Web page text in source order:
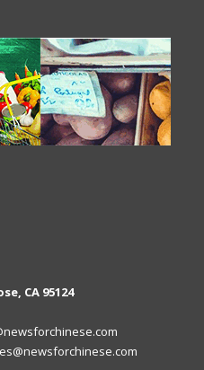
CA 95124